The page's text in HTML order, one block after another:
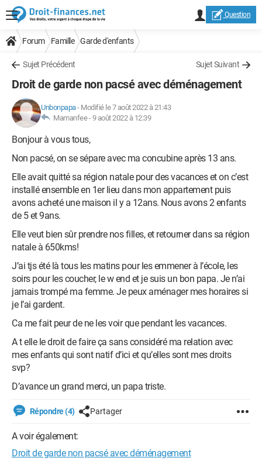
Question
Forum Famille Garde d'enfants
Sujet Précédent Sujet Suivant
Droit de garde non pacsé avec déménagement
Unbonpapa- Modifié le 7 août 2022 à 21:43
Mamanfee -9 août 2022 à 12:39
Bonjour à vous tous,
Non pacsé, on se sépare avec ma concubine après 13 ans.
Elle avait quitté sa région natale pour des vacances et on c’est
installé ensemble en 1er lieu dans mon appartement puis
avons acheté une maison il y a 12ans. Nous avons 2 enfants
de 5 et 9ans.
Elle veut bien sûr prendre nos filles, et retourner dans sa région
natale à 650kms!
J’ai tjs été là tous les matins pour les emmener à l’école, les
soirs pour les coucher, le w end et je suis un bon papa. Je n’ai
jamais trompé ma femme. Je peux aménager mes horaires si
je l’ai gardent.
Ca me fait peur de ne les voir que pendant les vacances.
A t elle le droit de faire ça sans considéré ma relation avec
mes enfants qui sont natif d’ici et qu’elles sont mes droits
svp?
D’avance un grand merci, un papa triste.
Répondre (4) Partager
A voir également:
Droit de garde non pacsé avec déménagement